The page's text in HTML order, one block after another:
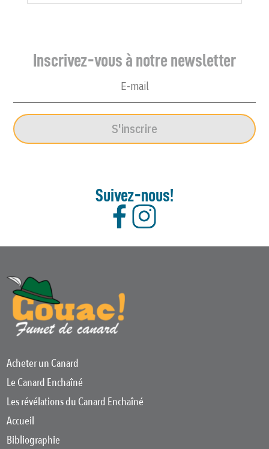
Inscrivez-vous à notre newsletter
S'inscrire
Suivez-nous!
Acheter un Canard
Le Canard Enchaîné
Les révélations du Canard Enchaîné
Accueil
Bibliographie